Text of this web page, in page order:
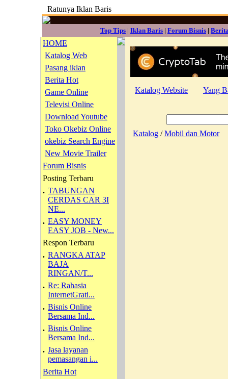
Ratunya Iklan Baris
Top Tips | Iklan Baris | Forum Bisnis |
HOME
Katalog Web
Pasang iklan
Berita Hot
Game Online
Televisi Online
Download Youtube
Toko Okebiz Online
okebiz Search Engine
New Movie Trailer
Forum Bisnis
Posting Terbaru
. TABUNGAN
CERDAS CAR 3I
NE...
. EASY MONEY
EASY JOB - New...
Respon Terbaru
. RANGKA ATAP
BAJA
RINGAN/T...
. Re: Rahasia
InternetGrati...
. Bisnis Online
Bersama Ind...
. Bisnis Online
Bersama Ind...
. Jasa layanan
pemasangan i...
Berita Hot
Katalog Website Yang
Katalog /Mobil dan Motor